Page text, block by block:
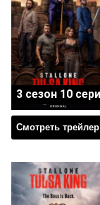
Смотреть трейлер
3 сезон 10